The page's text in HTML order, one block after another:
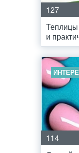
127
Теплицы
и
114